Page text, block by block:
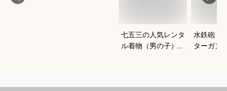
七五三の人気レンタ
ル着物（男の子）｜
水鉄砲｜
ターガン